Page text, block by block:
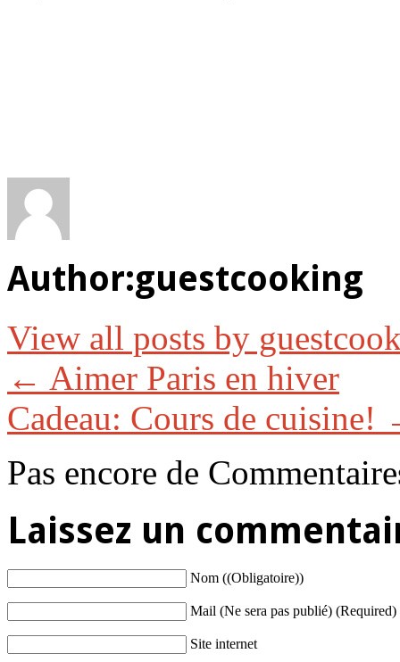
Author:guestcooking
View all posts by
← Aimer Paris en hiver
Cadeau: Cours de cuisine!
Pas encore de
Laissez un
Nom ((Obligatoire))
Mail (Ne sera pas publié) (Required)
Site internet